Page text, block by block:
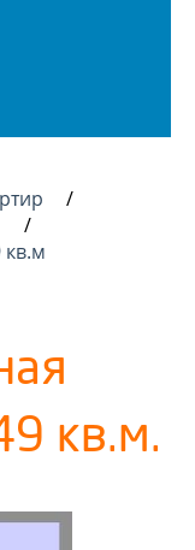
кв.м
кв.м.